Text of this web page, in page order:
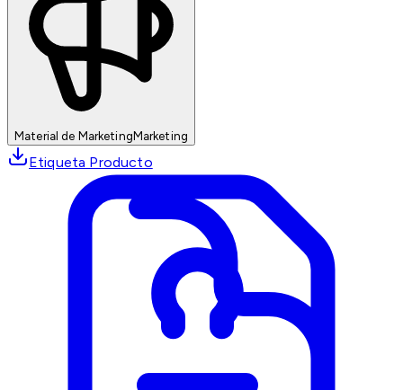
Material de MarketingMarketing
Etiqueta Producto